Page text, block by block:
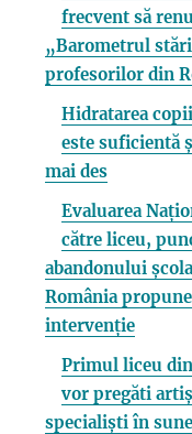
frecvent să
„Barometrul
profesorilor din
Hidratarea
este suficientă
mai des
Evaluarea
către liceu,
abandonului
România
intervenție
Primul liceu
vor pregăti
specialiști în